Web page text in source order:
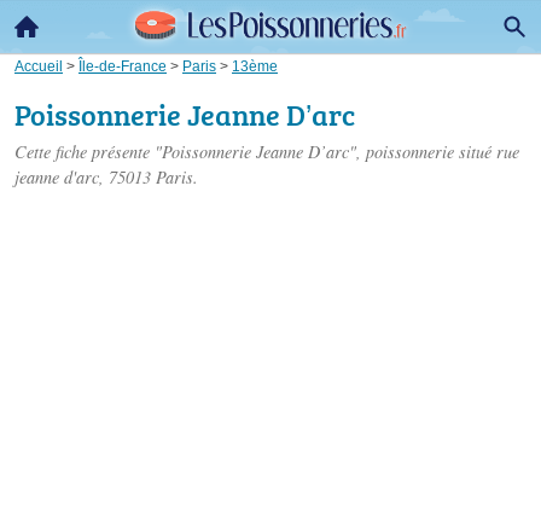
Accueil > Île-de-France > Paris > 13ème
Poissonnerie Jeanne D’arc
Cette fiche présente "Poissonnerie Jeanne D’arc", poissonnerie situé rue
jeanne d'arc, 75013 Paris.